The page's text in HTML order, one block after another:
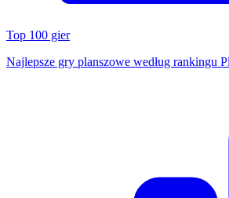
Top 100 gier
Najlepsze gry planszowe według rankingu